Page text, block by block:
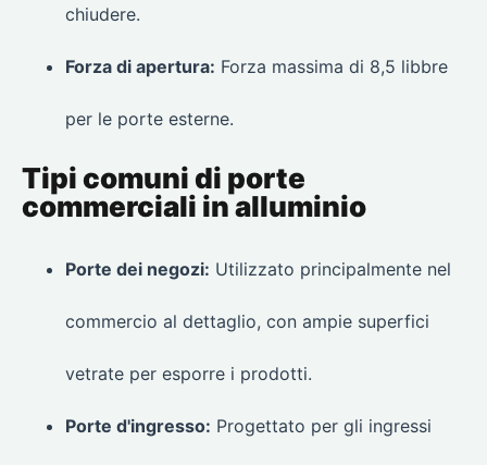
chiudere.
Forza di apertura: Forza massima di 8,5 libbre
per le porte esterne.
Tipi comuni di porte
commerciali in alluminio
Porte dei negozi: Utilizzato principalmente nel
commercio al dettaglio, con ampie superfici
vetrate per esporre i prodotti.
Porte d'ingresso: Progettato per gli ingressi